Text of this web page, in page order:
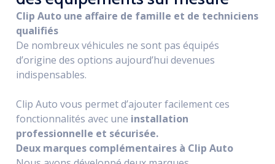
Clip Auto une affaire de famille et de techniciens
qualifiés
De nombreux véhicules ne sont pas équipés
d’origine des options aujourd’hui devenues
indispensables.
Clip Auto vous permet d’ajouter facilement ces
fonctionnalités avec une installation
professionnelle et sécurisée.
Deux marques complémentaires à Clip Auto